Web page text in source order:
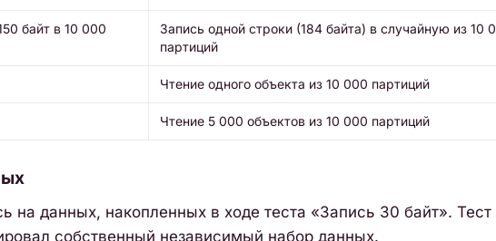
байт в 10 000
Запись одной строки (184 байта) в случайную из 10
партиций
Чтение одного объекта из 10 000 партиций
Чтение 5 000 объектов из 10 000 партиций
на данных, накопленных в ходе теста «Запись 30 байт». Тест
собственный независимый набор данных.